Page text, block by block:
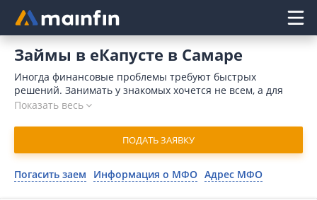
Главное меню
Займы в еКапусте в Самаре
Иногда финансовые проблемы требуют быстрых
решений. Занимать у знакомых хочется не всем, а для
обращения в банк требуется время и значительный
может послужить отрицательная кредитная история.
Отличным выходом является займ в еКапуста онлайн
онлайн в Самаре. В 2026 году для отправки запроса
понадобится минимум времени. Организация принимает
решение в течение 15 минут и совершает денежный
Показать весь
ПОДАТЬ ЗАЯВКУ
Погасить заем Информация о МФО Адрес МФО